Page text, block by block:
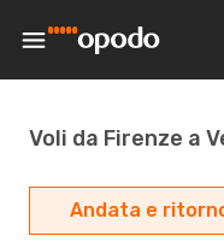
Voli da Firenze a
Andata e